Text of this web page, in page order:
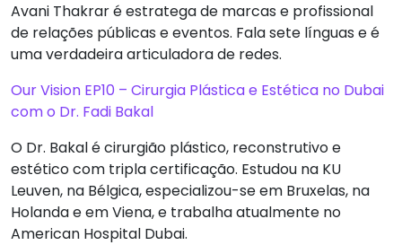
Avani Thakrar é estratega de marcas e profissional
de relações públicas e eventos. Fala sete línguas e é
uma verdadeira articuladora de redes.
Our Vision EP10 – Cirurgia Plástica e Estética no Dubai
com o Dr. Fadi Bakal
O Dr. Bakal é cirurgião plástico, reconstrutivo e
estético com tripla certificação. Estudou na KU
Leuven, na Bélgica, especializou-se em Bruxelas, na
Holanda e em Viena, e trabalha atualmente no
American Hospital Dubai.